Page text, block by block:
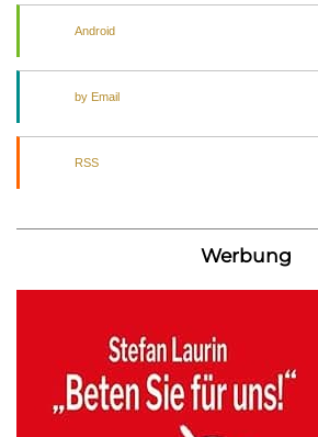
Android
by Email
RSS
Werbung